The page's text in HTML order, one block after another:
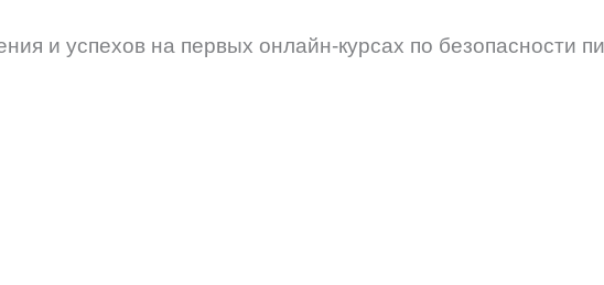
и успехов на первых онлайн-курсах по безопасности